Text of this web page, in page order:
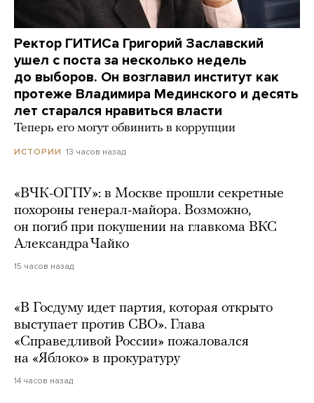
Ректор ГИТИСа Григорий Заславский
ушел с поста за несколько недель
до выборов. Он возглавил институт как
протеже Владимира Мединского и десять
лет старался нравиться власти
Теперь его могут обвинить в коррупции
ИСТОРИИ 13 часов назад
«ВЧК-ОГПУ»: в Москве прошли секретные
похороны генерал-майора. Возможно,
он погиб при покушении на главкома ВКС
Александра Чайко
15 часов назад
«В Госдуму идет партия, которая открыто
выступает против СВО». Глава
«Справедливой России» пожаловался
на «Яблоко» в прокуратуру
14 часов назад